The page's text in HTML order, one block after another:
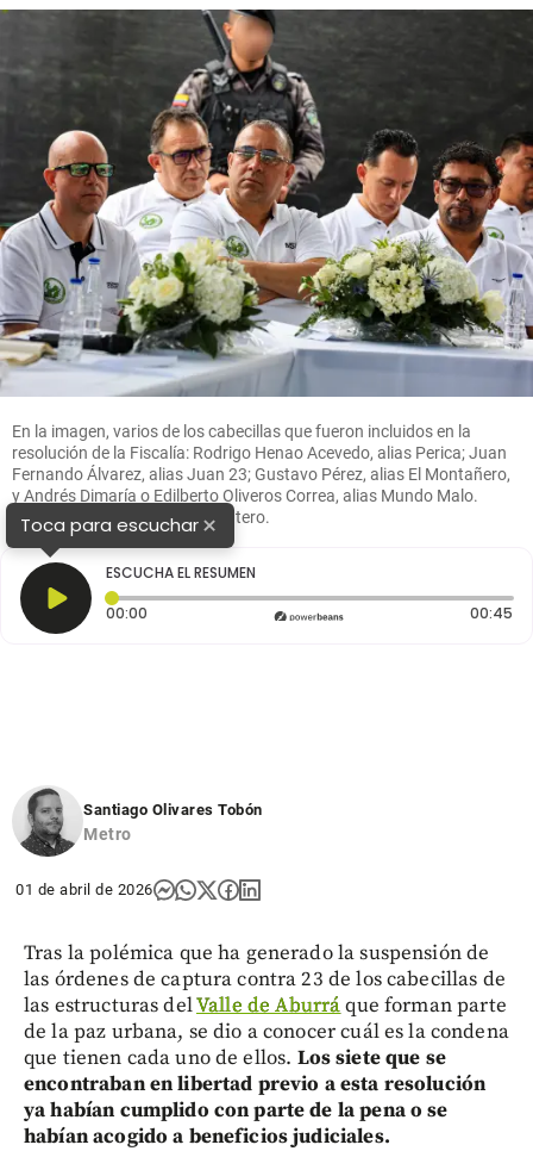
En la imagen, varios de los cabecillas que fueron incluidos en la
resolución de la Fiscalía: Rodrigo Henao Acevedo, alias Perica; Juan
Fernando Álvarez, alias Juan 23; Gustavo Pérez, alias El Montañero,
y Andrés Dimaría o Edilberto Oliveros Correa, alias Mundo Malo.
Foto: Manuel Saldarriaga Quintero.
Toca para escuchar×
ESCUCHA EL RESUMEN
00:00 Tiempo transcurrido: 0 segundos 00:45
Santiago Olivares Tobón
Metro
01 de abril de 2026
Tras la polémica que ha generado la suspensión de
las órdenes de captura contra 23 de los cabecillas de
las estructuras delValle de Aburráque forman parte
de la paz urbana, se dio a conocer cuál es la condena
que tienen cada uno de ellos. Los siete que se
encontraban en libertad previo a esta resolución
ya habían cumplido con parte de la pena o se
habían acogido a beneficios judiciales.